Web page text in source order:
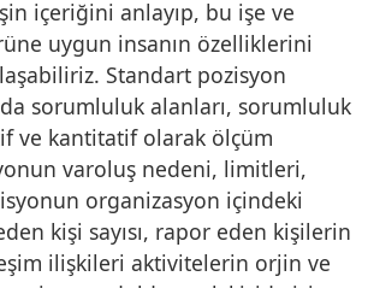
içeriğini anlayıp, bu işe ve
uygun insanın özelliklerini
Standart pozisyon
sorumluluk alanları, sorumluluk
ve kantitatif olarak ölçüm
varoluş nedeni, limitleri,
organizasyon içindeki
kişi sayısı, rapor eden kişilerin
ilişkileri aktivitelerin orjin ve